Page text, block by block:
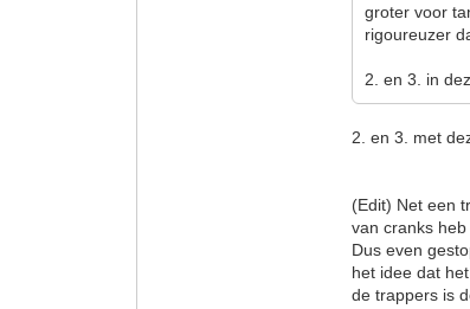
groter voor
rigoureuzer
2. en 3. in
2. en 3. met
(Edit) Net een
van cranks
Dus even
het idee dat
de trappers is